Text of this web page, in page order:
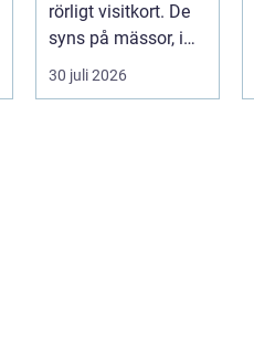
rörligt visitkort. De
syns på mässor, i
butiker, på byggen
och längs v...
30 juli 2026